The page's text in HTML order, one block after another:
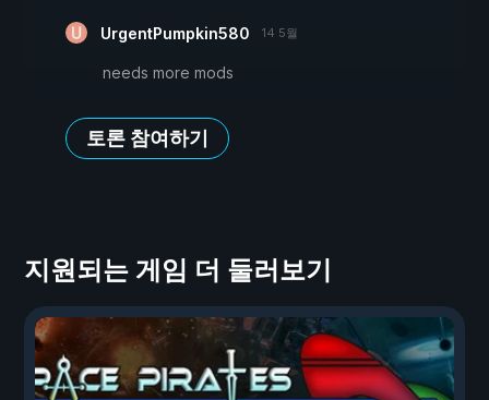
UrgentPumpkin580 14 5월
needs more mods
토론 참여하기
지원되는 게임 더 둘러보기